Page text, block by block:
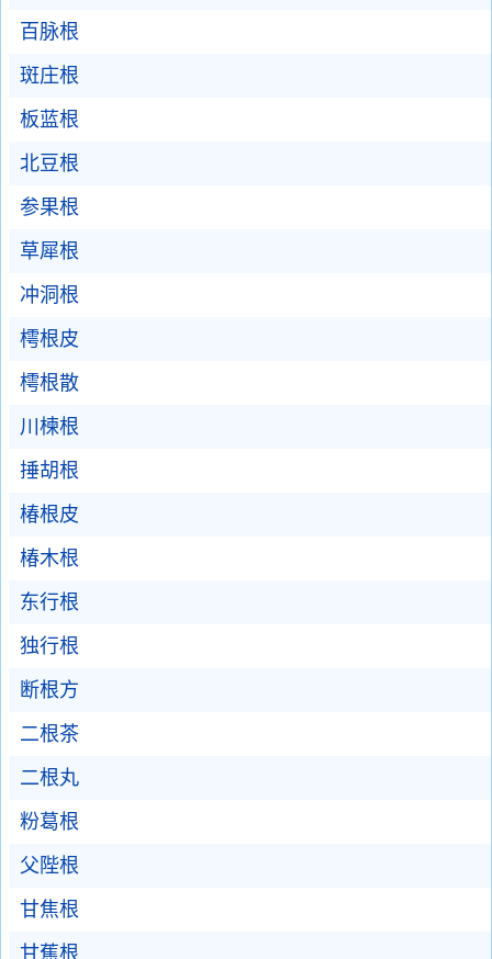
百脉根
斑庄根
板蓝根
北豆根
参果根
草犀根
冲洞根
樗根皮
樗根散
川楝根
捶胡根
椿根皮
椿木根
东行根
独行根
断根方
二根茶
二根丸
粉葛根
父陛根
甘焦根
甘蕉根